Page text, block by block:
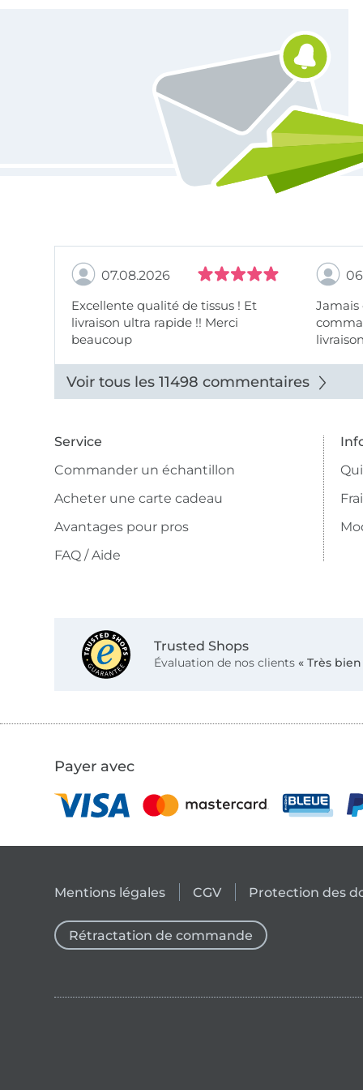
07.08.2026
Excellente qualité de tissus ! Et
livraison ultra rapide !! Merci
beaucoup
Jamais
Voir tous les 11498 commentaires
Service
Commander un échantillon
Acheter une carte cadeau
Avantages pour pros
FAQ / Aide
Trusted Shops
Évaluation de nos clients « Très bien
Payer avec
Mentions légales CGV Protection des
Rétractation de commande